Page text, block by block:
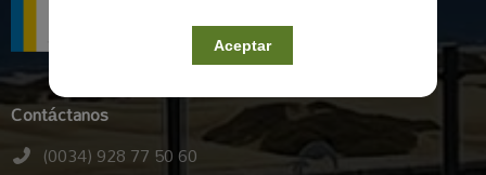
Aceptar
Contáctanos
(0034) 928 77 50 60